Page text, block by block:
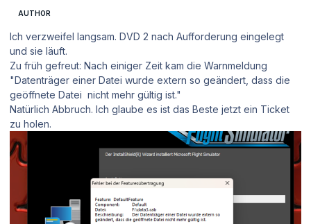
AUTHOR
Ich verzweifel langsam. DVD 2 nach Aufforderung eingelegt
und sie läuft.
Zu früh gefreut: Nach einiger Zeit kam die Warnmeldung
"Datenträger einer Datei wurde extern so geändert, dass die
geöffnete Datei nicht mehr gültig ist."
Natürlich Abbruch. Ich glaube es ist das Beste jetzt ein Ticket
zu holen.